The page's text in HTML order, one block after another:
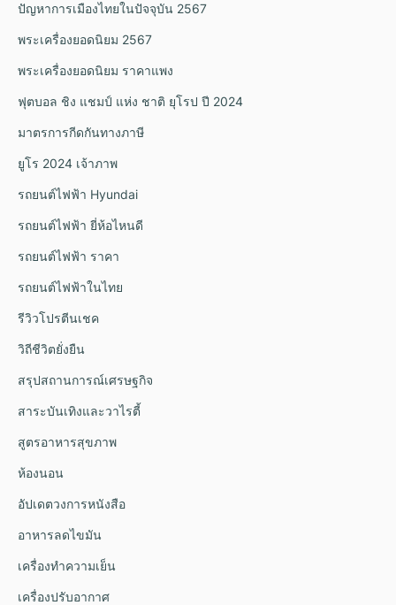
ปัญหาการเมืองไทยในปัจจุบัน 2567
พระเครื่องยอดนิยม 2567
พระเครื่องยอดนิยม ราคาแพง
ฟุตบอล ชิง แชมป์ แห่ง ชาติ ยุโรป ปี 2024
มาตรการกีดกันทางภาษี
ยูโร 2024 เจ้าภาพ
รถยนต์ไฟฟ้า Hyundai
รถยนต์ไฟฟ้า ยี่ห้อไหนดี
รถยนต์ไฟฟ้า ราคา
รถยนต์ไฟฟ้าในไทย
รีวิวโปรตีนเชค
วิถีชีวิตยั่งยืน
สรุปสถานการณ์เศรษฐกิจ
สาระบันเทิงและวาไรตี้
สูตรอาหารสุขภาพ
ห้องนอน
อัปเดตวงการหนังสือ
อาหารลดไขมัน
เครื่องทำความเย็น
เครื่องปรับอากาศ